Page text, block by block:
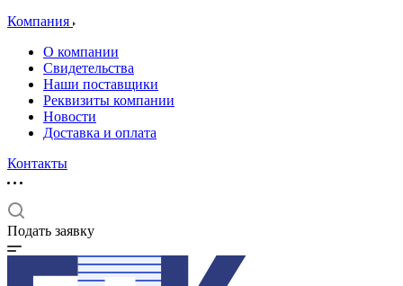
Компания
О компании
Свидетельства
Наши поставщики
Реквизиты компании
Новости
Доставка и оплата
Контакты
Подать заявку